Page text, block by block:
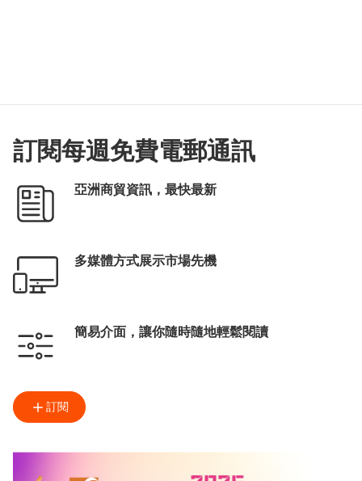
訂閱每週免費電郵通訊
亞洲商貿資訊，最快最新
多媒體方式展示市場先機
簡易介面，讓你隨時隨地輕鬆閱讀
訂閱